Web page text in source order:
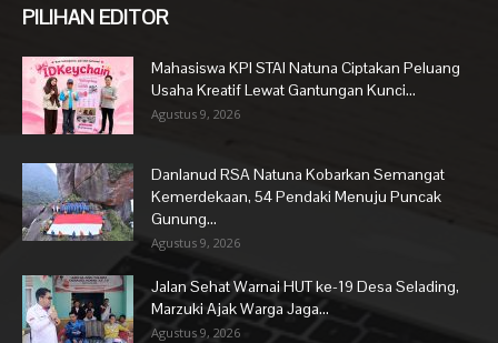
PILIHAN EDITOR
Mahasiswa KPI STAI Natuna Ciptakan Peluang
Usaha Kreatif Lewat Gantungan Kunci...
Agustus 9, 2026
Danlanud RSA Natuna Kobarkan Semangat
Kemerdekaan, 54 Pendaki Menuju Puncak
Gunung...
Agustus 9, 2026
Jalan Sehat Warnai HUT ke-19 Desa Selading,
Marzuki Ajak Warga Jaga...
Agustus 9, 2026